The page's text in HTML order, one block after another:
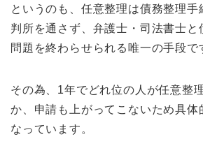
というのも、任意整理は債務整理手
判所を通さず、弁護士・司法書士と
問題を終わらせられる唯一の手段で
その為、1年でどれ位の人が任意整
か、申請も上がってこないため具体
なっています。